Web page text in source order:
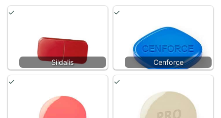
Sildalis Cenforce